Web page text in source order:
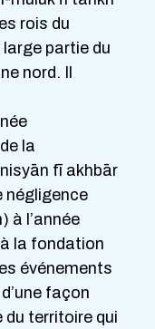
rois du
partie du
nord. Il
la
fī akhbār
négligence
à l’année
la fondation
événements
façon
du territoire qui